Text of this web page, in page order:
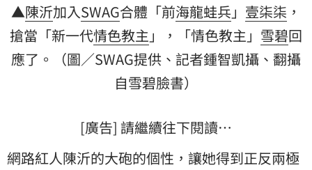
▲陳沂加入SWAG合體「前海龍蛙兵 」 壹柒柒 ，
搶當「新一代情色教主 」，「情色教主」 雪碧回
應了。（圖／SWAG提供、記者鍾智凱攝、翻攝
自雪碧臉書）
[廣告] 請繼續往下閱讀…
網路紅人陳沂的大砲的個性，讓她得到正反兩極